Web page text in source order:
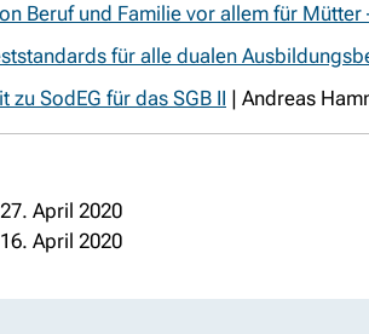
Beruf und Familie vor allem für
für alle dualen
SodEG für das SGB II | Andreas
April 2020
April 2020